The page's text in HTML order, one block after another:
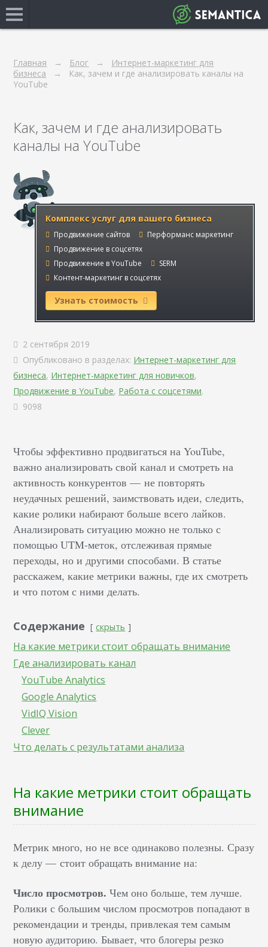
Главная Блог
Интернет-маркетинг для
бизнеса
Как, зачем и где анализировать каналы на
YouTube
Как, зачем и где анализировать
каналы на YouTube
Комплекс услуг для вашего бизнеса
Продвижение сайтов
Перформанс маркетинг
Продвижение в соцсетях
Продвижение в YouTube
SERM
Контент-маркетинг в соцсетях
Узнать стоимость
2 сентября 2019
Опубликовано в разделах: Интернет-маркетинг для
бизнеса, Интернет-маркетинг для новичков,
Продвижение в YouTube, Работа с соцсетями.
9098
Чтобы эффективно продвигаться на YouTube,
важно анализировать свой канал и смотреть на
активность конкурентов — не повторять
неудачных решений, заимствовать идеи, следить,
какие ролики набирают больше всего лайков.
Анализировать ситуацию можно не только с
помощью UTM-меток, отслеживая прямые
переходы, но и другими способами. В статье
расскажем, какие метрики важны, где их смотреть
и что потом с ними делать.
Содержание скрыть
На какие метрики стоит обращать внимание
Где анализировать канал
YouTube Analytics
Google Analytics
VidIQ Vision
Clever
Что делать с результатами анализа
На какие метрики стоит обращать
внимание
Метрик много, но не все одинаково полезны. Сразу
к делу — стоит обращать внимание на:
Число просмотров. Чем оно больше, тем лучше.
Ролики с большим числом просмотров попадают в
рекомендации и тренды, привлекая тем самым
новую аудиторию. Бывает, что блогеры резко